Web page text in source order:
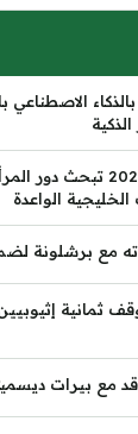
قمة باريس للاستثمار 2026
الواعدة
مع برشلونة
مع بيرات